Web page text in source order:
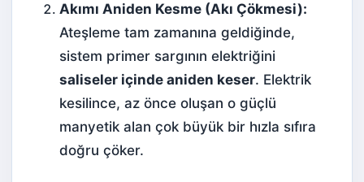
Akımı Aniden Kesme (Akı Çökmesi):
Ateşleme tam zamanına geldiğinde,
sistem primer sargının elektriğini
saliseler içinde aniden keser. Elektrik
kesilince, az önce oluşan o güçlü
manyetik alan çok büyük bir hızla sıfıra
doğru çöker.